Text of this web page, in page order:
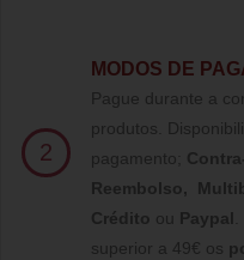
2
MODOS DE
Pague durante a
produtos.
pagamento;
Reembolso,
Crédito ou Paypal
superior a 49€ os